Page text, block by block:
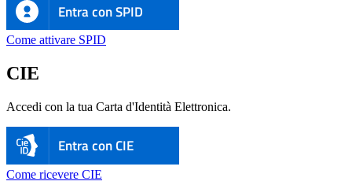
Entra con SPID
Come attivare SPID
CIE
Accedi con la tua Carta d'Identità Elettronica.
Entra con CIE
Come ricevere CIE